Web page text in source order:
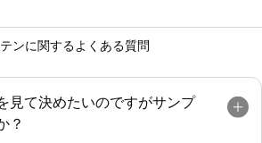
ンに関するよくある質問
見て決めたいのですがサンプ
？